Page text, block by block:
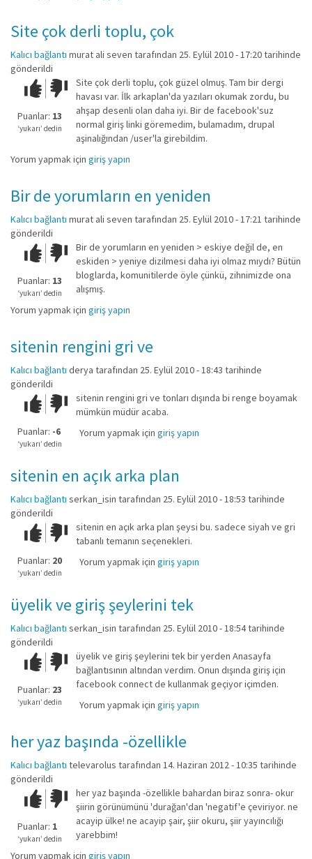
Site çok derli toplu, çok
Kalıcı bağlantı murat ali seven tarafından 25. Eylül 2010 - 17:20 tarihinde
gönderildi
Çok iyi!O
kadar
iyi
değil!
Puanlar: 13
‘yukarı’ dedin
Site çok derli toplu, çok güzel olmuş. Tam bir dergi
havası var. İlk arkaplan'da yazıları okumak zordu, bu
ahşap desenli olan daha iyi. Bir de facebook'suz
normal giriş linki göremedim, bulamadım, drupal
aşinalığından /user'la girebildim.
Yorum yapmak için giriş yapın
Bir de yorumların en yeniden
Kalıcı bağlantı murat ali seven tarafından 25. Eylül 2010 - 17:21 tarihinde
gönderildi
Çok iyi!O
kadar
iyi
değil!
Puanlar: 13
‘yukarı’ dedin
Bir de yorumların en yeniden > eskiye değil de, en
eskiden > yeniye dizilmesi daha iyi olmaz mıydı? Bütün
bloglarda, komunitilerde öyle çünkü, zihnimizde ona
alışmış.
Yorum yapmak için giriş yapın
sitenin rengini gri ve
Kalıcı bağlantı derya tarafından 25. Eylül 2010 - 18:43 tarihinde
gönderildi
Çok iyi!O
kadar
iyi
değil!
Puanlar: -6
‘yukarı’ dedin
sitenin rengini gri ve tonları dışında bi renge boyamak
mümkün müdür acaba.
Yorum yapmak için giriş yapın
sitenin en açık arka plan
Kalıcı bağlantı serkan_isin tarafından 25. Eylül 2010 - 18:53 tarihinde
gönderildi
Çok iyi!O
kadar
iyi
değil!
Puanlar: 20
‘yukarı’ dedin
sitenin en açık arka plan şeysi bu. sadece siyah ve gri
tabanlı temanın seçenekleri.
Yorum yapmak için giriş yapın
üyelik ve giriş şeylerini tek
Kalıcı bağlantı serkan_isin tarafından 25. Eylül 2010 - 18:54 tarihinde
gönderildi
Çok iyi!O
kadar
iyi
değil!
Puanlar: 23
‘yukarı’ dedin
üyelik ve giriş şeylerini tek bir yerden Anasayfa
bağlantısının altından verdim. Onun dışında giriş için
facebook connect de kullanmak geçiyor içimden.
Yorum yapmak için giriş yapın
her yaz başında -özellikle
Kalıcı bağlantı televarolus tarafından 14. Haziran 2012 - 10:35 tarihinde
gönderildi
Çok iyi!O
kadar
iyi
değil!
Puanlar: 1
‘yukarı’ dedin
her yaz başında -özellikle bahardan biraz sonra- okur
şiirin görünümünü 'durağan'dan 'negatif'e çeviriyor. ne
acayip ülke! ne acayip şair, şiir okuru, şiir yayıncılığı
yarebbim!
Yorum yapmak için giriş yapın